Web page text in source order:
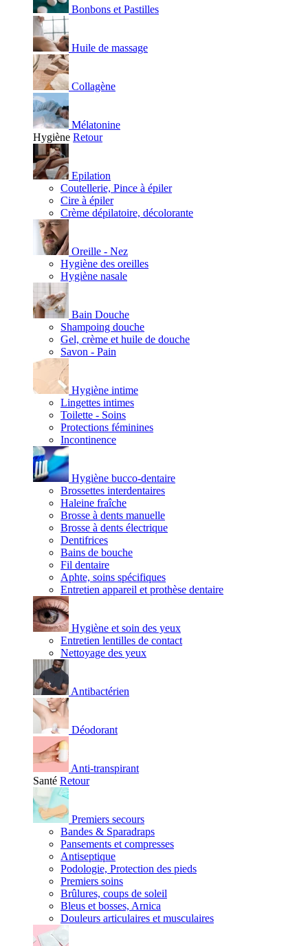
Bonbons et Pastilles
Huile de massage
Collagène
Mélatonine
Hygiène Retour
Epilation
Coutellerie, Pince à épiler
Cire à épiler
Crème dépilatoire, décolorante
Oreille - Nez
Hygiène des oreilles
Hygiène nasale
Bain Douche
Shampoing douche
Gel, crème et huile de douche
Savon - Pain
Hygiène intime
Lingettes intimes
Toilette - Soins
Protections féminines
Incontinence
Hygiène bucco-dentaire
Brossettes interdentaires
Haleine fraîche
Brosse à dents manuelle
Brosse à dents électrique
Dentifrices
Bains de bouche
Fil dentaire
Aphte, soins spécifiques
Entretien appareil et prothèse dentaire
Hygiène et soin des yeux
Entretien lentilles de contact
Nettoyage des yeux
Antibactérien
Déodorant
Anti-transpirant
Santé Retour
Premiers secours
Bandes & Sparadraps
Pansements et compresses
Antiseptique
Podologie, Protection des pieds
Premiers soins
Brûlures, coups de soleil
Bleus et bosses, Arnica
Douleurs articulaires et musculaires